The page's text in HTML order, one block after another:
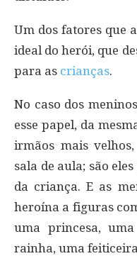
Um dos fatores que
ideal do herói, que
para as crianças.
No caso dos
esse papel, da
irmãos mais
sala de aula; são
da criança. E as
heroína a figuras
uma princesa,
rainha, uma